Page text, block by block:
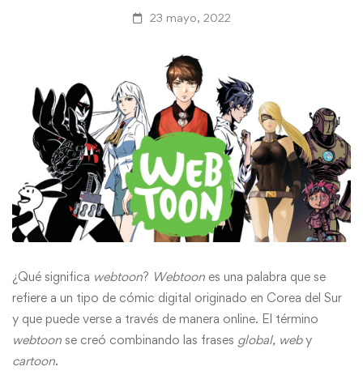
23 mayo, 2022
¿Qué significa webtoon? Webtoon es una palabra que se
refiere a un tipo de cómic digital originado en Corea del Sur
y que puede verse a través de manera online. El término
webtoon se creó combinando las frases global, weby
cartoon.